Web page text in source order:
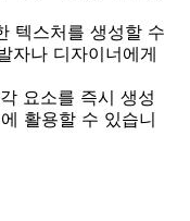
텍스처를 생성할 수
자나 디자이너에게
요소를 즉시 생성
활용할 수 있습니